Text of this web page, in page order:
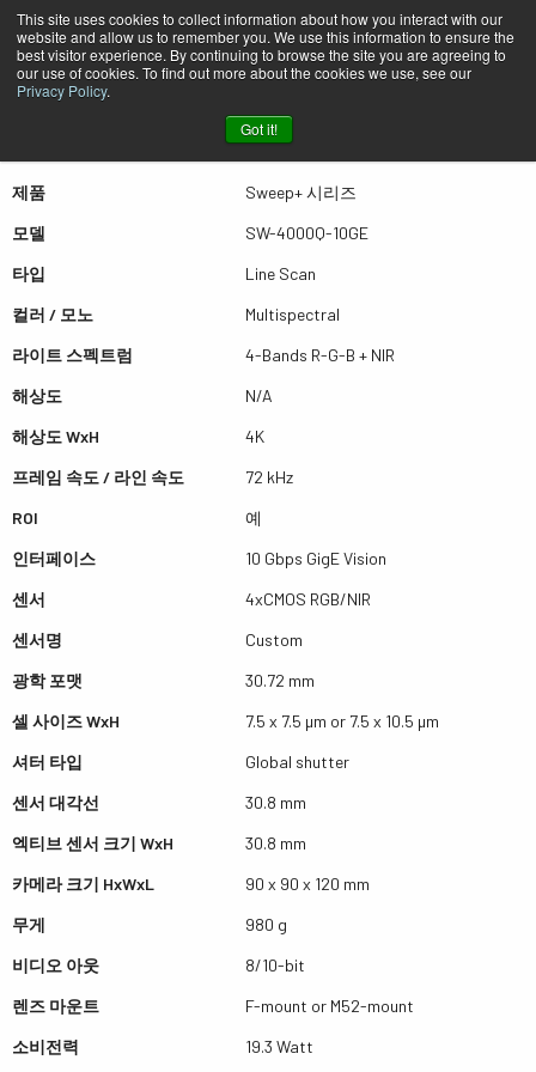
This site uses cookies to collect information about how you interact with our
website and allow us to remember you. We use this information to ensure the
best visitor experience. By continuing to browse the site you are agreeing to
our use of cookies. To find out more about the cookies we use, see our
Privacy Policy.
Got it!
퀵뷰 SW-4000Q-10GE
더많은 결과를 보시려면 스크롤하세요
제품
Sweep+ 시리즈
모델
SW-4000Q-10GE
타입
Line Scan
컬러 / 모노
Multispectral
라이트 스펙트럼
4-Bands R-G-B + NIR
해상도
N/A
해상도 WxH
4K
프레임 속도 / 라인 속도
72 kHz
ROI
예
인터페이스
10 Gbps GigE Vision
센서
4xCMOS RGB/NIR
센서명
Custom
광학 포맷
30.72 mm
셀 사이즈 WxH
7.5 x 7.5 µm or 7.5 x 10.5 µm
셔터 타입
Global shutter
센서 대각선
30.8 mm
엑티브 센서 크기 WxH
30.8 mm
카메라 크기 HxWxL
90 x 90 x 120 mm
무게
980 g
비디오 아웃
8/10-bit
렌즈 마운트
F-mount or M52-mount
소비전력
19.3 Watt